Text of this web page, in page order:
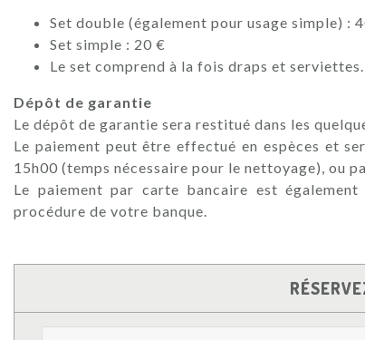
Set double (également pour usage simple) :
Set simple : 20 €
Le set comprend à la fois draps et serviettes.
Dépôt de garantie
Le dépôt de garantie sera restitué dans les
Le paiement peut être effectué en espèces et
15h00 (temps nécessaire pour le nettoyage), ou
Le paiement par carte bancaire est
procédure de votre banque.